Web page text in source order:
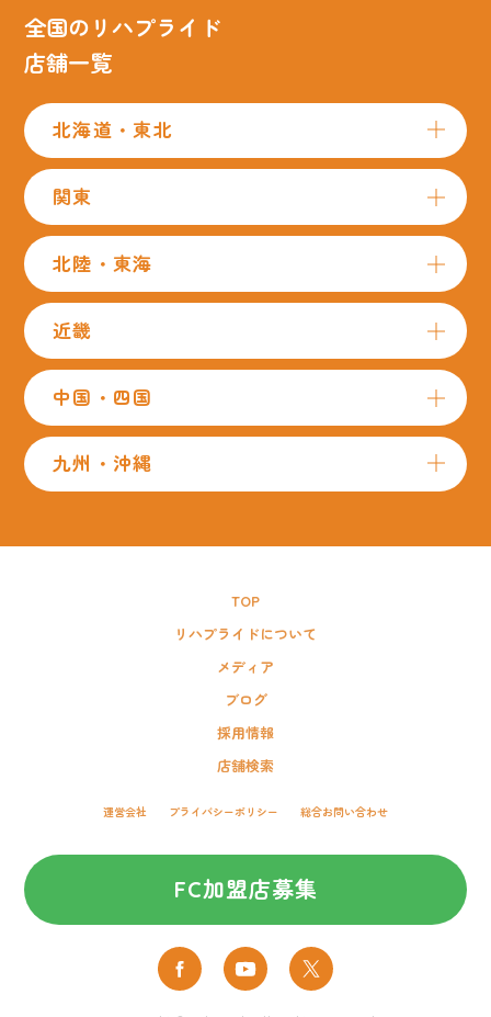
全国のリハプライド
店舗一覧
北海道・東北
関東
北陸・東海
近畿
中国・四国
九州・沖縄
TOP
リハプライドについて
メディア
ブログ
採用情報
店舗検索
運営会社 プライバシーポリシー 総合お問い合わせ
FC加盟店募集